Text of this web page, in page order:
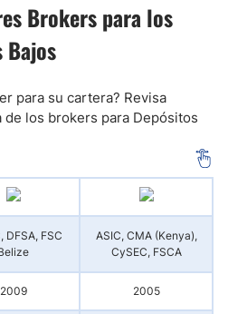
Brokers para los
Bajos
para su cartera? Revisa
de los brokers para Depósitos
DFSA, FSC
ASIC, CMA (Kenya),
CySEC, FSCA
2009 2005